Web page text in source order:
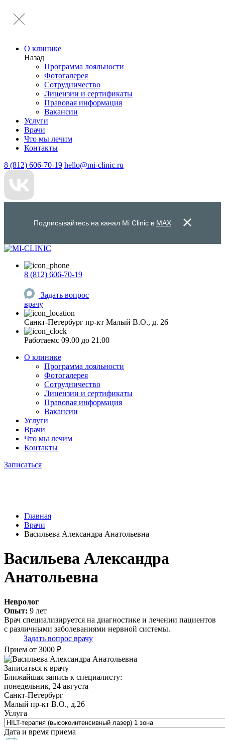
О клинике
Назад
Программа лояльности
Фотогалерея
Сотрудничество
Лицензии и сертификаты
Правовая информация
Вакансии
Услуги
Врачи
Что мы лечим
Контакты
8 (812) 606-70-19 hello@mi-clinic.ru
Подписывайтесь на канал Mi Clinic в MAX
8 (812) 606-70-19
Задать вопрос
врачу
Санкт-Петербург пр-кт Малый В.О., д. 26
Работаемc 09.00 до 21.00
О клинике
Программа лояльности
Фотогалерея
Сотрудничество
Лицензии и сертификаты
Правовая информация
Вакансии
Услуги
Врачи
Что мы лечим
Контакты
Записаться
Главная
Врачи
Васильева Александра Анатольевна
Васильева Александра
Анатольевна
Невролог
Опыт: 9 лет
Врач специализируется на диагностике и лечении пациентов
с различными заболеваниями нервной системы.
Задать вопрос врачу
Прием от 3000 ₽
Записаться к врачу
Ближайшая запись к специалисту:
понедельник, 24 августа
Санкт-Петербург
Малый пр-кт В.О., д.26
Услуга
Дата и время приема